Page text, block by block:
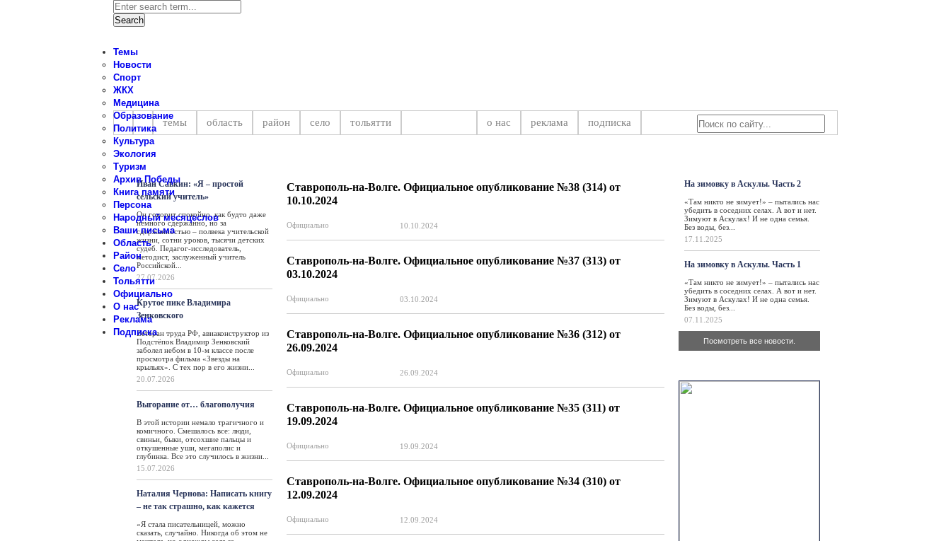
Новости Ставропольского района Самарской области
темы область район село тольятти о нас реклама подписка
Ставрополь-на-Волге. Официальное опубликование №38 (314) от
10.10.2024
Официально 10.10.2024
Ставрополь-на-Волге. Официальное опубликование №37 (313) от
03.10.2024
Официально 03.10.2024
Ставрополь-на-Волге. Официальное опубликование №36 (312) от
26.09.2024
Официально 26.09.2024
Ставрополь-на-Волге. Официальное опубликование №35 (311) от
19.09.2024
Официально 19.09.2024
Ставрополь-на-Волге. Официальное опубликование №34 (310) от
12.09.2024
Официально 12.09.2024
Иван Савкин: «Я – простой
сельский учитель»
Он говорит спокойно, как будто даже
немного сдержанно, но за
сдержанностью – полвека учительской
жизни, сотни уроков, тысячи детских
судеб. Педагог-исследователь,
методист, заслуженный учитель
Российской...
27.07.2026
Крутое пике Владимира
Зенковского
Ветеран труда РФ, авиаконструктор из
Подстёпок Владимир Зенковский
заболел небом в 10-м классе после
просмотра фильма «Звезды на
крыльях». С тех пор в его жизни...
20.07.2026
Выгорание от… благополучия
В этой истории немало трагичного и
комичного. Смешалось все: люди,
свиньи, быки, отсохшие пальцы и
откушенные уши, мегаполис и
глубинка. Все это случилось в жизни...
15.07.2026
Наталия Чернова: Написать книгу
– не так страшно, как кажется
«Я стала писательницей, можно
сказать, случайно. Никогда об этом не
На зимовку в Аскулы. Часть 2
«Там никто не зимует!» – пытались нас
убедить в соседних селах. А вот и нет.
Зимуют в Аскулах! И не одна семья.
Без воды, без...
17.11.2025
На зимовку в Аскулы. Часть 1
«Там никто не зимует!» – пытались нас
убедить в соседних селах. А вот и нет.
Зимуют в Аскулах! И не одна семья.
Без воды, без...
07.11.2025
Посмотреть все новости.
Темы
Новости
Спорт
ЖКХ
Медицина
Образование
Политика
Культура
Экология
Туризм
Архив Победы
Книга памяти
Персона
Народный месяцеслов
Ваши письма
Область
Район
Село
Тольятти
Официально
О нас
Реклама
Подписка